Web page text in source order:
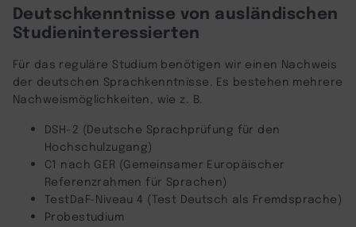
Deutschkenntnisse von ausländischen
Studieninteressierten
Für das reguläre Studium benötigen wir einen Nachweis
der deutschen Sprachkenntnisse. Es bestehen mehrere
Nachweismöglichkeiten, wie z. B.
DSH-2 (Deutsche Sprachprüfung für den
Hochschulzugang)
C1 nach GER (Gemeinsamer Europäischer
Referenzrahmen für Sprachen)
TestDaF-Niveau 4 (Test Deutsch als Fremdsprache)
Probestudium